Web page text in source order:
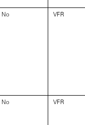
No VFR
No VFR